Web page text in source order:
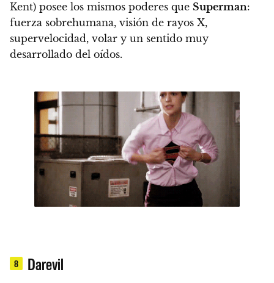
Kent) posee los mismos poderes que Superman:
fuerza sobrehumana, visión de rayos X,
supervelocidad, volar y un sentido muy
desarrollado del oídos.
8 Darevil